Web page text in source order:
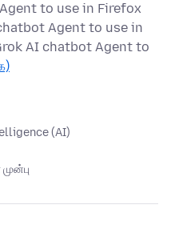
to use in Firefox
Agent to use in
AI chatbot Agent to
(AI)